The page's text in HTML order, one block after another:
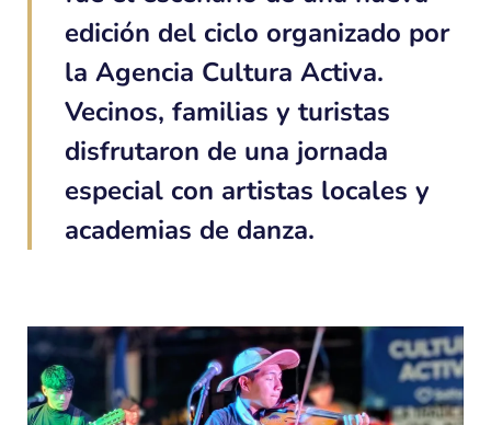
edición del ciclo organizado por
la Agencia Cultura Activa.
Vecinos, familias y turistas
disfrutaron de una jornada
especial con artistas locales y
academias de danza.